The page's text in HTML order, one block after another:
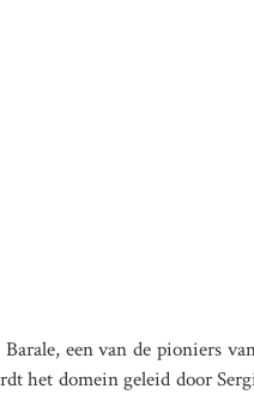
een van de pioniers
het domein geleid door